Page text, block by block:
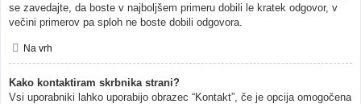
se zavedajte, da boste v najboljšem primeru dobili le kratek odgovor, v
večini primerov pa sploh ne boste dobili odgovora.
Na vrh
Kako kontaktiram skrbnika strani?
Vsi uporabniki lahko uporabijo obrazec “Kontakt”, če je opcija omogočena